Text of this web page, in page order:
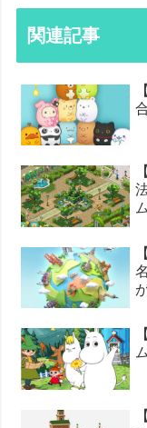
関連記事